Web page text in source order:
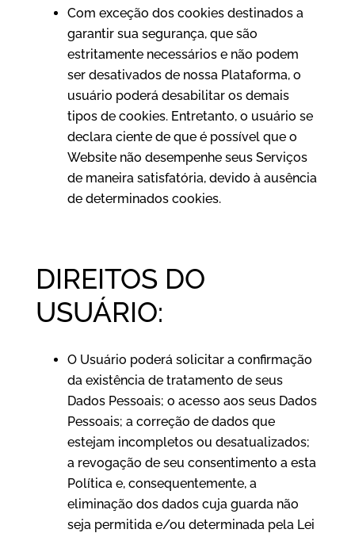
Com exceção dos cookies destinados a
garantir sua segurança, que são
estritamente necessários e não podem
ser desativados de nossa Plataforma, o
usuário poderá desabilitar os demais
tipos de cookies. Entretanto, o usuário se
declara ciente de que é possível que o
Website não desempenhe seus Serviços
de maneira satisfatória, devido à ausência
de determinados cookies.
DIREITOS DO
USUÁRIO:
O Usuário poderá solicitar a confirmação
da existência de tratamento de seus
Dados Pessoais; o acesso aos seus Dados
Pessoais; a correção de dados que
estejam incompletos ou desatualizados;
a revogação de seu consentimento a esta
Política e, consequentemente, a
eliminação dos dados cuja guarda não
seja permitida e/ou determinada pela Lei